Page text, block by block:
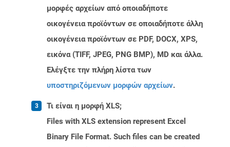
μορφές αρχείων από οποιαδήποτε
οικογένεια προϊόντων σε οποιαδήποτε άλλη
οικογένεια προϊόντων σε PDF, DOCX, XPS,
εικόνα (TIFF, JPEG, PNG BMP), MD και άλλα.
Ελέγξτε την πλήρη λίστα των
υποστηριζόμενων μορφών αρχείων.
Τι είναι η μορφή XLS;
Files with XLS extension represent Excel
Binary File Format. Such files can be created